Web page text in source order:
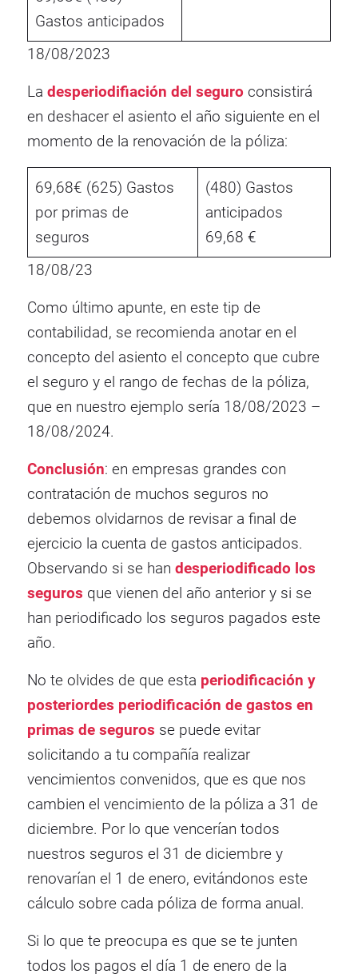
Gastos anticipados
18/08/2023
La desperiodifiación del seguro consistirá
en deshacer el asiento el año siguiente en el
momento de la renovación de la póliza:
69,68€ (625) Gastos
por primas de
seguros
(480) Gastos
anticipados
69,68 €
18/08/23
Como último apunte, en este tip de
contabilidad, se recomienda anotar en el
concepto del asiento el concepto que cubre
el seguro y el rango de fechas de la póliza,
que en nuestro ejemplo sería 18/08/2023 –
18/08/2024.
Conclusión: en empresas grandes con
contratación de muchos seguros no
debemos olvidarnos de revisar a final de
ejercicio la cuenta de gastos anticipados.
Observando si se han desperiodificado los
seguros que vienen del año anterior y si se
han periodificado los seguros pagados este
año.
No te olvides de que esta periodificación y
posteriordes periodificación de gastos en
primas de seguros se puede evitar
solicitando a tu compañía realizar
vencimientos convenidos, que es que nos
cambien el vencimiento de la póliza a 31 de
diciembre. Por lo que vencerían todos
nuestros seguros el 31 de diciembre y
renovarían el 1 de enero, evitándonos este
cálculo sobre cada póliza de forma anual.
Si lo que te preocupa es que se te junten
todos los pagos el día 1 de enero de la